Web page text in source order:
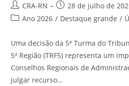
Autor
do
CRA-RN
Post
publicado:
28 de julho de
Categoria
post:
Ano 2026 / Destaque grande /
Uma decisão da 5ª Turma do
5ª Região (TRF5) representa um
Conselhos Regionais de
julgar recurso…